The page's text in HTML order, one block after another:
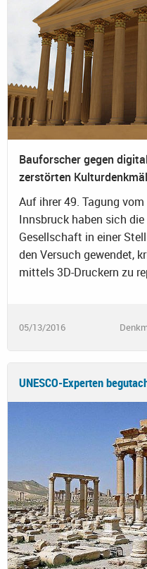
Bauforscher gegen
zerstörten
Auf ihrer 49. Tagung
Innsbruck haben sich
Gesellschaft in einer
den Versuch gewendet,
mittels 3D-Druckern zu
05/13/2016
UNESCO-Experten